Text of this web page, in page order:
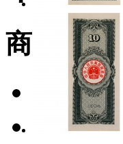
商品库存
本店售